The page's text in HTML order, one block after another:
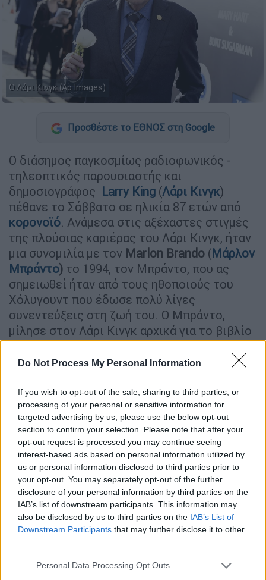
Do Not Process My Personal Information
If you wish to opt-out of the sale, sharing to third parties, or
processing of your personal or sensitive information for
targeted advertising by us, please use the below opt-out
section to confirm your selection. Please note that after your
opt-out request is processed you may continue seeing
interest-based ads based on personal information utilized by
us or personal information disclosed to third parties prior to
your opt-out. You may separately opt-out of the further
disclosure of your personal information by third parties on the
IAB’s list of downstream participants. This information may
also be disclosed by us to third parties on the IAB’s List of
Downstream Participants that may further disclose it to other
Please note that this website/app uses one or more Google
Personal Data Processing Opt Outs
Ο Λάρι Κινγκ (Ap Images)
Προσθέστε το ΕΘΝΟΣ στη Google
Ο διάσημος παγκοσμίως ραδιοφωνικός -
τηλεοπτικός παρουσιαστής και
δημοσιογράφος Larry King (Λάρι Κινγκ)
πέθανε το Σάββατο σε ηλικία 87 ετών από
κορονοϊό. Ανάμεσα στις αξέχαστες στιγμές
της πλούσιας καριέρας του Λάρι Κινγκ, ήταν
μια συνομιλία με τον Marlon Brando (Μάρλον
Μπράντο) το 1994, τον Μπράντο, που ας
σημειωθεί ήταν από τους ηθοποιούς του
Χόλυγουντ που έδωσε πολύ λίγες
συνεντεύξεις στη ζωή του. Ο Μπράντο,
μίλησε στον Λάρι Κινγκ αρχικά για το βιβλίο
του «Songs My Mother Taught Me» (Τα
Τραγούδια που με Δίδαξε η Μητέρα μου),
την εμβληματική στιλιστική επιλογή του
Κινγκ.
Γιατί δεν σου αρέσουν οι συνεντεύξεις;»,
ρώτησε με αφοπλιστικό τόνο ο Κινγκ τον
Μπράντο. «Λοιπόν, κυρίως επειδή το
ενδιαφέρον περιστρέφεται στα χρήματα»,
απάντησε ο Μπράντο. «Αυτό είναι το κύριο
χαρακτηριστικό γνώρισμα όλων των
συνεντεύξεων σήμερα, τα
λόγω της αναγνωσιμότητας της, για